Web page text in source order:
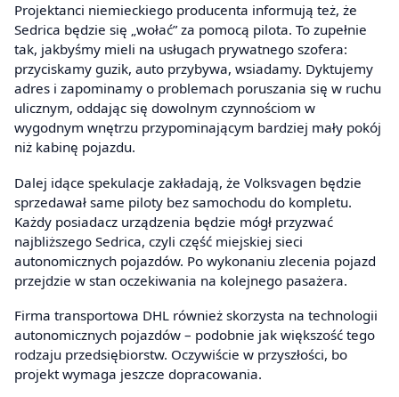
Projektanci niemieckiego producenta informują też, że
Sedrica będzie się „wołać” za pomocą pilota. To zupełnie
tak, jakbyśmy mieli na usługach prywatnego szofera:
przyciskamy guzik, auto przybywa, wsiadamy. Dyktujemy
adres i zapominamy o problemach poruszania się w ruchu
ulicznym, oddając się dowolnym czynnościom w
wygodnym wnętrzu przypominającym bardziej mały pokój
niż kabinę pojazdu.
Dalej idące spekulacje zakładają, że Volksvagen będzie
sprzedawał same piloty bez samochodu do kompletu.
Każdy posiadacz urządzenia będzie mógł przyzwać
najbliższego Sedrica, czyli część miejskiej sieci
autonomicznych pojazdów. Po wykonaniu zlecenia pojazd
przejdzie w stan oczekiwania na kolejnego pasażera.
Firma transportowa DHL również skorzysta na technologii
autonomicznych pojazdów – podobnie jak większość tego
rodzaju przedsiębiorstw. Oczywiście w przyszłości, bo
projekt wymaga jeszcze dopracowania.